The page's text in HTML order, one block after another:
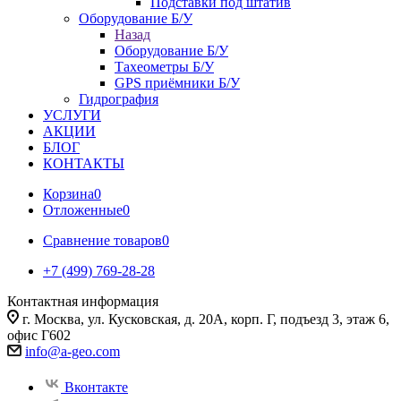
Оборудование Б/У
Назад
Оборудование Б/У
Тахеометры Б/У
GPS приёмники Б/У
Гидрография
УСЛУГИ
АКЦИИ
БЛОГ
КОНТАКТЫ
Корзина0
Отложенные0
Сравнение товаров0
+7 (499) 769-28-28
Контактная информация
г. Москва, ул. Кусковская, д. 20А, корп. Г, подъезд 3, этаж 6,
офис Г602
info@a-geo.com
Вконтакте